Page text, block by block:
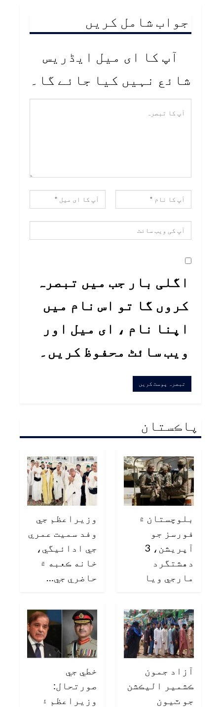
جواب شامل کریں
آپ کا ای میل ایڈریس
شائع نہیں کیا جائے گا۔
اگلی بار جب میں تبصرہ
کروں گا تو اس نام میں
اپنا نام ، ای میل اور
ویب سائٹ محفوظ کریں۔
پاڪستان
بلوچستان ۾
فورسز جو
آپريشن، 3
دهشتگرد
مارجي ويا
وزيراعظم جي
وفد سميت عمري
جي ادائيگي،
خانه ڪعبه ۾
حاضري جي…
آزاد جمون
ڪشمير اليڪشن
جو ٽيون
خطي جي
صورتحال:
وزيراعظم ۽